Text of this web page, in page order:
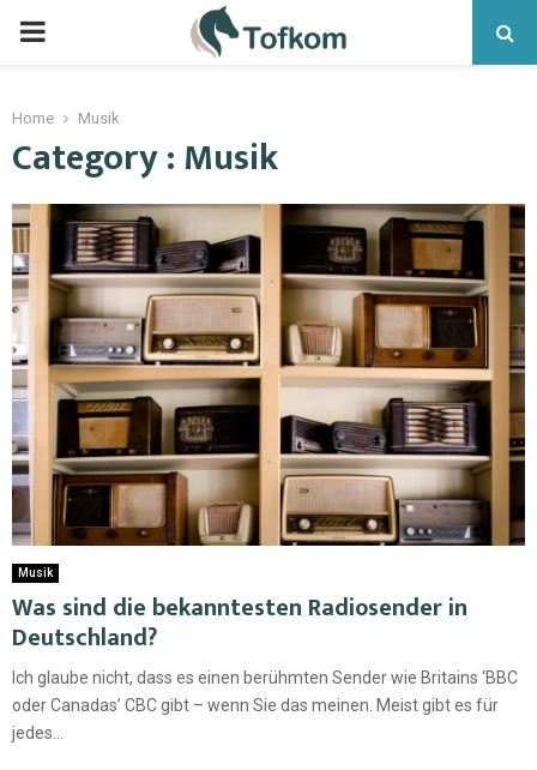
Home Musik
Category : Musik
Musik
Was sind die bekanntesten Radiosender in
Deutschland?
Ich glaube nicht, dass es einen berühmten Sender wie Britains ‘BBC
oder Canadas’ CBC gibt – wenn Sie das meinen. Meist gibt es für
jedes...